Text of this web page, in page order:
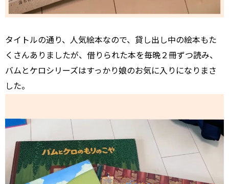
タイトルの通り、人気絵本なので、貸し出し中の絵本もた
くさんありましたが、借りられた本を毎晩２冊ずつ読み、
バムとケロシリーズはすっかり娘のお気に入りになりまさ
した。